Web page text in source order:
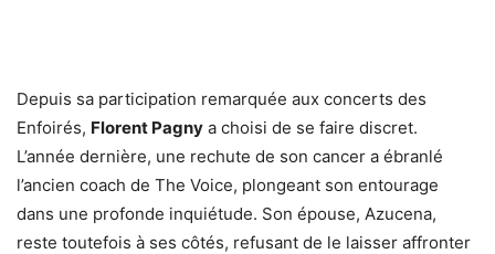
Depuis sa participation remarquée aux concerts des
Enfoirés, Florent Pagny a choisi de se faire discret.
L’année dernière, une rechute de son cancer a ébranlé
l’ancien coach de The Voice, plongeant son entourage
dans une profonde inquiétude. Son épouse, Azucena,
reste toutefois à ses côtés, refusant de le laisser affronter